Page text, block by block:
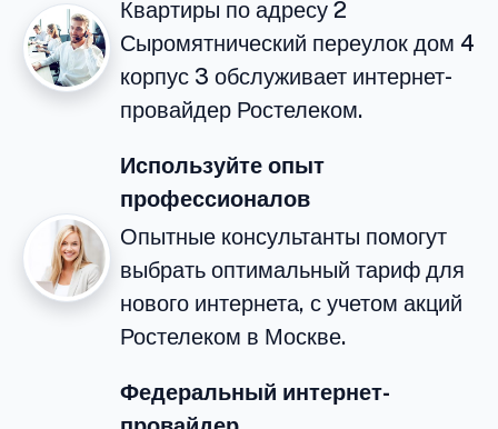
Квартиры по адресу 2
Сыромятнический переулок дом 4
корпус 3 обслуживает интернет-
провайдер Ростелеком.
Используйте опыт
профессионалов
Опытные консультанты помогут
выбрать оптимальный тариф для
нового интернета, с учетом акций
Ростелеком в Москве.
Федеральный интернет-